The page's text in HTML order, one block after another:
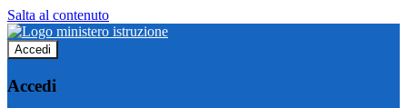
Salta al contenuto
Accedi
Accedi